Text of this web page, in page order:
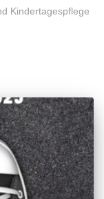
Kindertagespflege